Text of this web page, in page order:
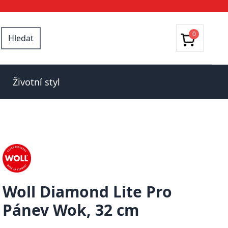
Hledat 0
Životní styl
Woll Diamond Lite Pro
Pánev Wok, 32 cm